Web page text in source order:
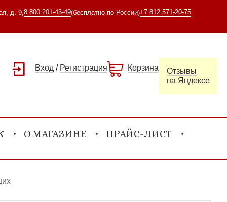
д. 9, 8 800 201-43-49(бесплатно по России)+7 812 571-20-75
Вход / Регистрация Корзина
Отзывы
на Яндексе
О МАГАЗИНЕ ПРАЙС-ЛИСТ